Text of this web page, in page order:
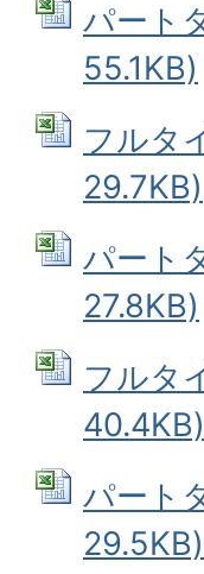
パート
55.1KB)
フルタ
29.7KB)
パート
27.8KB)
フルタ
40.4KB)
パート
29.5KB)